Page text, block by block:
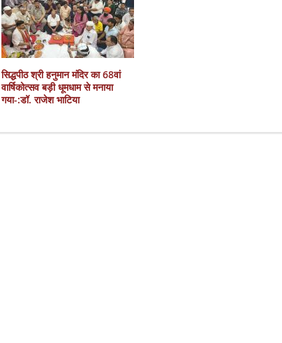
सिद्धपीठ श्री हनुमान मंदिर का 68वां
वार्षिकोत्सव बड़ी धूमधाम से मनाया
गया-:डॉ. राजेश भाटिया